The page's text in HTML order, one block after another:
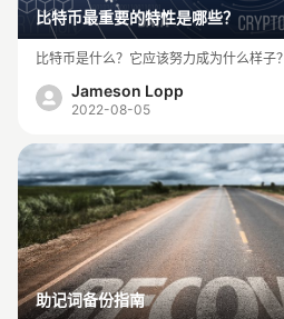
比特币最重要的特性是哪些？
比特币是什么？它应该努力成为什么样子？
Jameson Lopp
2022-08-05
助记词备份指南